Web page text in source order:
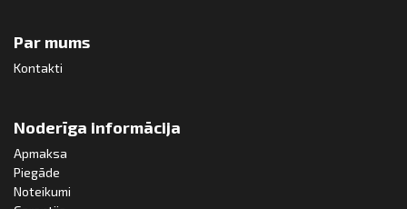
Par mums
Kontakti
Noderīga informācija
Apmaksa
Piegāde
Noteikumi